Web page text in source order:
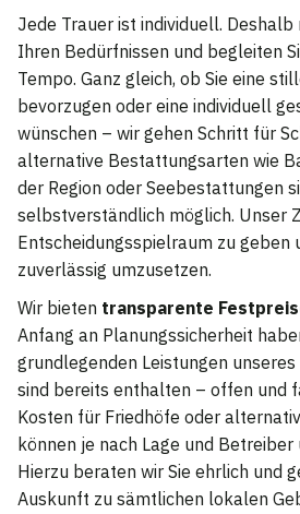
Jede Trauer ist individuell. Deshalb
Ihren Bedürfnissen und begleiten
Tempo. Ganz gleich, ob Sie eine
bevorzugen oder eine individuell
wünschen – wir gehen Schritt für
alternative Bestattungsarten wie
der Region oder Seebestattungen
selbstverständlich möglich. Unser
Entscheidungsspielraum zu geben
zuverlässig umzusetzen.
Wir bieten transparente
Anfang an Planungssicherheit
grundlegenden Leistungen
sind bereits enthalten – offen und
Kosten für Friedhöfe oder
können je nach Lage und
Hierzu beraten wir Sie ehrlich und
Auskunft zu sämtlichen lokalen